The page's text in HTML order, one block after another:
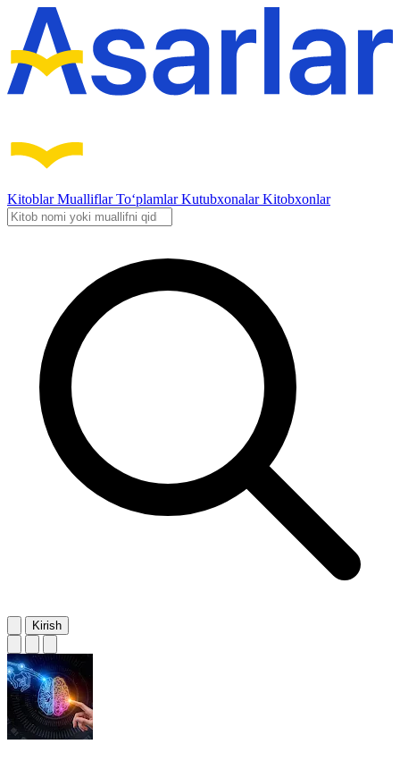
KitoblarMualliflarTo‘plamlarKutubxonalarKitobxonlar
Kirish